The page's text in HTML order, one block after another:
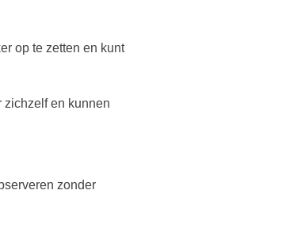
op te zetten en kunt
zichzelf en kunnen
zonder